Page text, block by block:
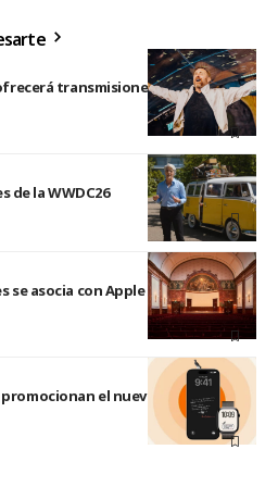
transmisiones en directo
de la WWDC26
se asocia con Apple Music
el nuevo disco «The